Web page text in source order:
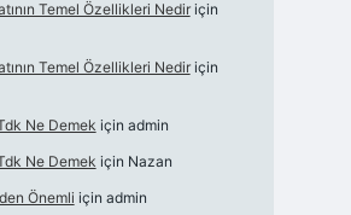
Temel Özellikleri Nediriçin
Temel Özellikleri Nediriçin
Ne Demek için admin
Ne Demek için Nazan
Önemli için admin